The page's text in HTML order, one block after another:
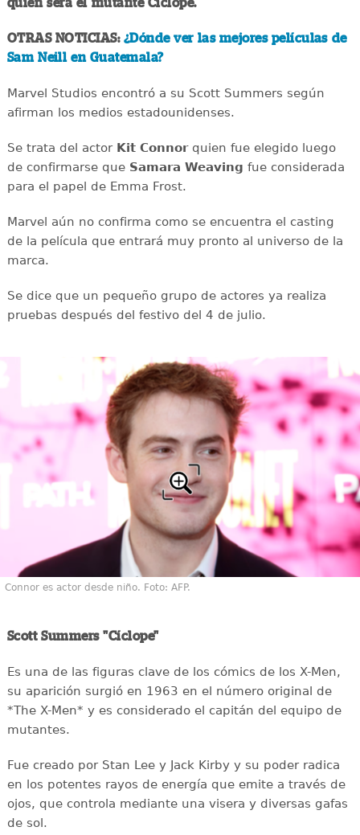
OTRAS NOTICIAS:¿Dónde ver las mejores películas de
Sam Neill en Guatemala?
Marvel Studios encontró a su Scott Summers según
afirman los medios estadounidenses.
Se trata del actor Kit Connorquien fue elegido luego
de confirmarse que Samara Weaving fue considerada
para el papel de Emma Frost.
Marvel aún no confirma como se encuentra el casting
de la película que entrará muy pronto al universo de la
marca.
Se dice que un pequeño grupo de actores ya realiza
pruebas después del festivo del 4 de julio.
Connor es actor desde niño. Foto: AFP.
Scott Summers "Cíclope"
Es una de las figuras clave de los cómics de los X-Men,
su aparición surgió en 1963 en el número original de
*The X-Men* y es considerado el capitán del equipo de
mutantes.
Fue creado por Stan Lee y Jack Kirby y su poder radica
en los potentes rayos de energía que emite a través de
ojos, que controla mediante una visera y diversas gafas
de sol.